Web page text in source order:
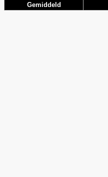
Gemiddeld